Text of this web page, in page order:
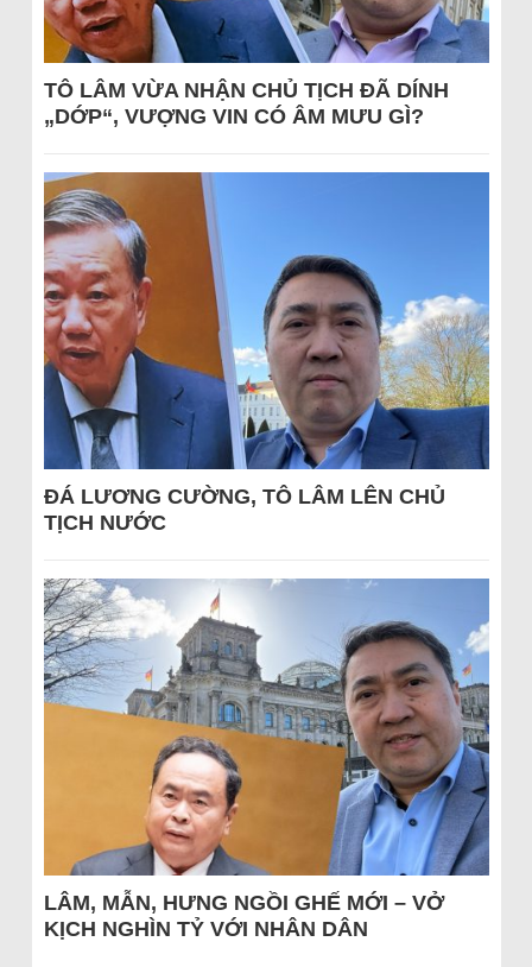
TÔ LÂM VỪA NHẬN CHỦ TỊCH ĐÃ DÍNH
„DỚP“, VƯỢNG VIN CÓ ÂM MƯU GÌ?
ĐÁ LƯƠNG CƯỜNG, TÔ LÂM LÊN CHỦ
TỊCH NƯỚC
LÂM, MẪN, HƯNG NGỒI GHẾ MỚI – VỞ
KỊCH NGHÌN TỶ VỚI NHÂN DÂN